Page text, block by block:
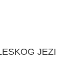
JEZI